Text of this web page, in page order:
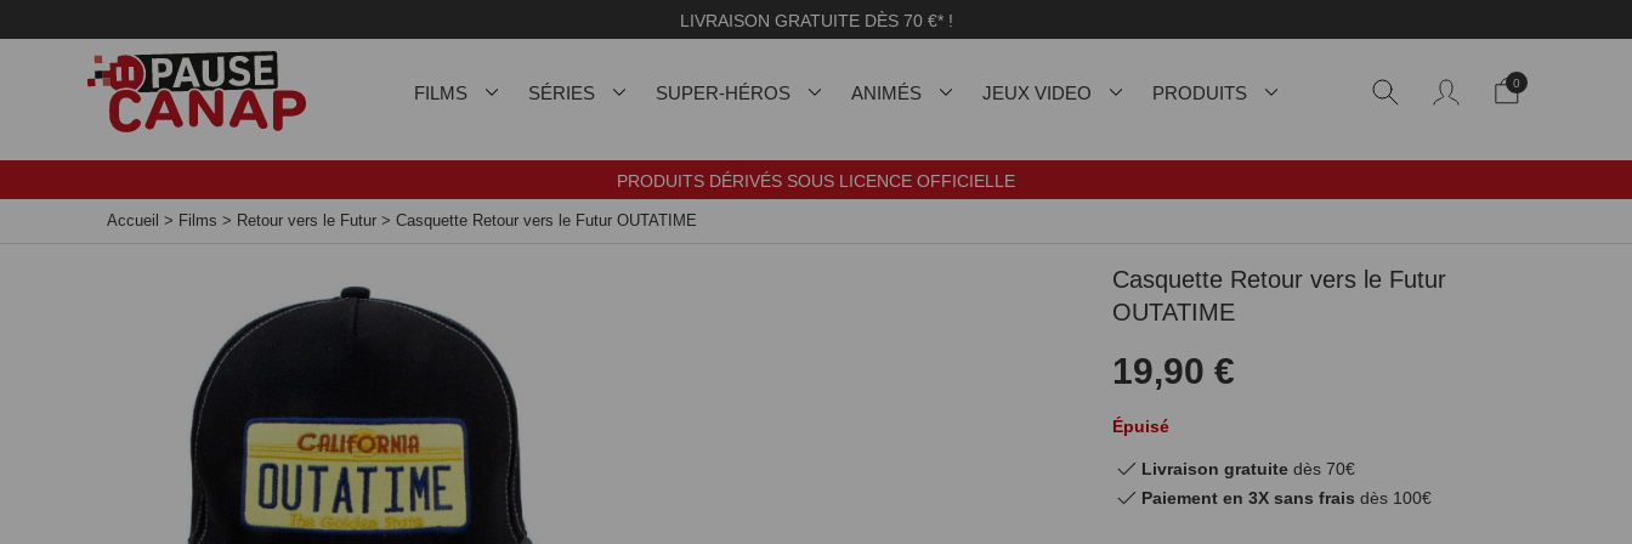
LIVRAISON GRATUITE DÈS 70 €* !
FILMS SÉRIES SUPER-HÉROS ANIMÉS JEUX VIDEO PRODUITS 0
PRODUITS DÉRIVÉS SOUS LICENCE OFFICIELLE
Accueil > Films > Retour vers le Futur > Casquette Retour vers le Futur OUTATIME
Casquette Retour vers le Futur
OUTATIME
19,90 €
Épuisé
Livraison gratuite dès 70€
Paiement en 3X sans frais dès 100€